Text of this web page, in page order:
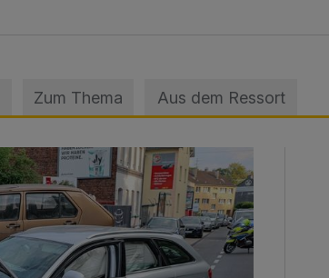
Zum Thema Aus dem Ressort